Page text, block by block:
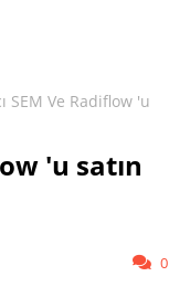
SEM Ve Radiflow 'u
'u satın
0